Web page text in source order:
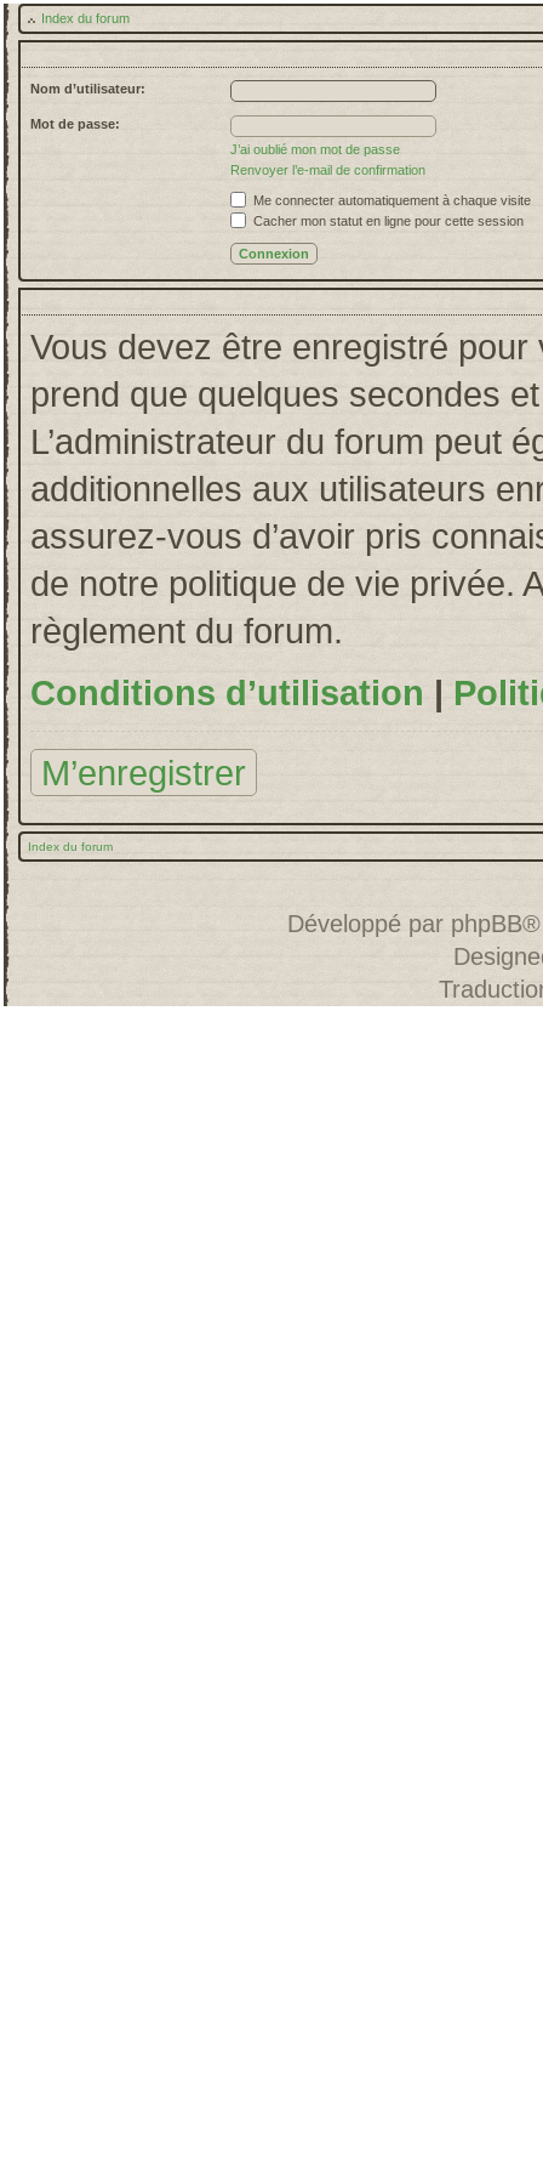
Index du forum
Nom d’utilisateur:
Mot de passe:
J’ai oublié mon mot de passe
Renvoyer l’e-mail de confirmation
Me connecter automatiquement à chaque visite
Cacher mon statut en ligne pour cette session
Vous devez être enregistré pour
prend que quelques secondes
L’administrateur du forum peut
additionnelles aux utilisateurs
assurez-vous d’avoir pris
de notre politique de vie privée.
règlement du forum.
Conditions d’utilisation |
M’enregistrer
Index du forum
Développé par phpBB®